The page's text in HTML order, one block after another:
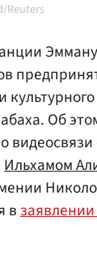
Reuters
Об
Ильхамом
в